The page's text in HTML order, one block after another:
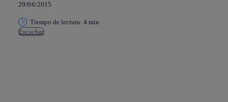
29/06/2015
Tiempo de lectura: 4 min
Escuchar